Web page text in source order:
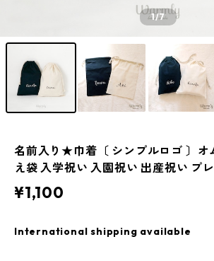
1/7
名前入り★巾着〔 シンプルロゴ 〕オ
え袋 入学祝い 入園祝い 出産祝い プ
¥1,100
International shipping available